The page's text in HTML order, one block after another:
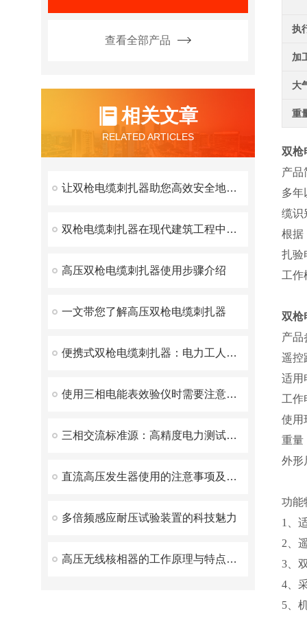
查看全部产品
相关文章
RELATED ARTICLES
让双枪电缆刺扎器助您高效安全地施工
双枪电缆刺扎器在现代建筑工程中的应用
高压双枪电缆刺扎器使用步骤介绍
一文带您了解高压双枪电缆刺扎器
便携式双枪电缆刺扎器：电力工人不可少的工具
使用三相电能表效验仪时需要注意以下几点
三相交流标准源：高精度电力测试的核心利器
直流高压发生器使用的注意事项及保养注意事项
多倍频感应耐压试验装置的科技魅力
高压无线核相器的工作原理与特点解析
执
加
大
重
双枪
产品
多年
缆识
根据
扎验
工作
双枪
产品
遥控
适用
工作
使用
重量
外形
功能
1、
2、
3、
4、
5、